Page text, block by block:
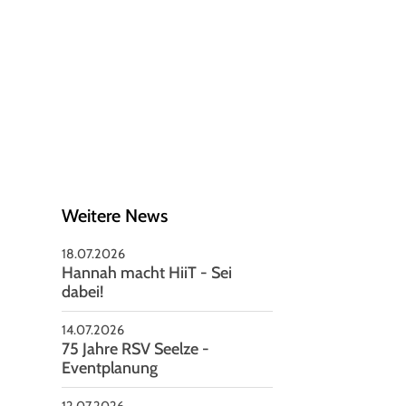
Weitere News
18.07.2026
Hannah macht HiiT - Sei
dabei!
14.07.2026
75 Jahre RSV Seelze -
Eventplanung